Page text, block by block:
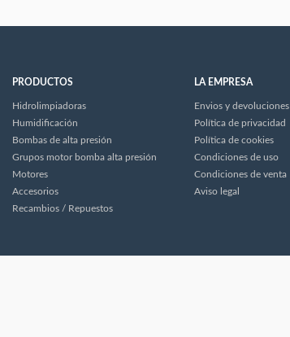
PRODUCTOS
Hidrolimpiadoras
Humidificación
Bombas de alta presión
Grupos motor bomba alta presión
Motores
Accesorios
Recambios / Repuestos
LA EMPRESA
Envios y devoluciones
Política de privacidad
Política de cookies
Condiciones de uso
Condiciones de venta
Aviso legal